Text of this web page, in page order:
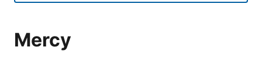
Mercy